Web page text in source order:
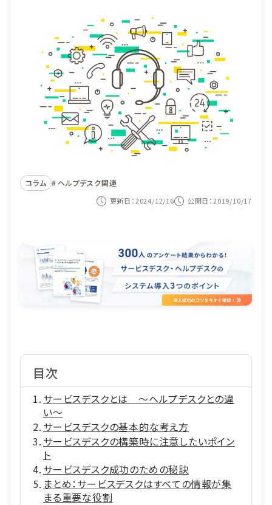
ITIL導入
ヘルプデスク業務
システム監査対応
サービス構成管理
カスタマーサービス
導入事例
セミナー
コンテンツナビ
資料ダウンロード
紹介動画を見る
コラム ヘルプデスク関連
更新日：2024/12/16 公開日：2019/10/17
目次
サービスデスクとは ～ヘルプデスクとの違
い～
サービスデスクの基本的な考え方
サービスデスクの構築時に注意したいポイン
ト
サービスデスク成功のための秘訣
まとめ：サービスデスクはすべての情報が集
まる重要な役割